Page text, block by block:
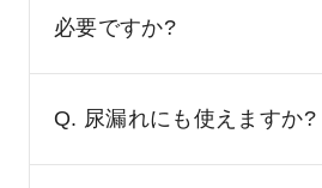
必要ですか?
Q. 尿漏れにも使えますか?